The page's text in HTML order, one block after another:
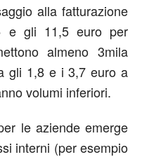
alla fatturazione
e gli 11,5 euro per
almeno 3mila
gli 1,8 e i 3,7 euro a
volumi inferiori.
le aziende emerge
interni (per esempio